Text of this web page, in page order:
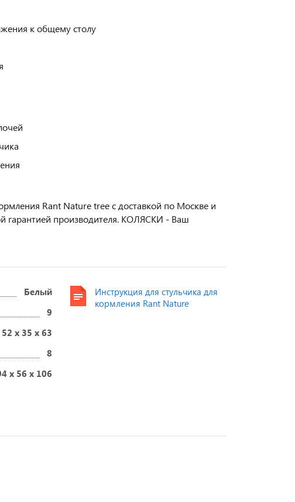
к общему столу
Rant Nature tree с доставкой по Москве и
гарантией производителя. КОЛЯСКИ - Ваш
Белый
9
52 x 35 x 63
8
x 56 x 106
Инструкция для стульчика для
кормления Rant Nature